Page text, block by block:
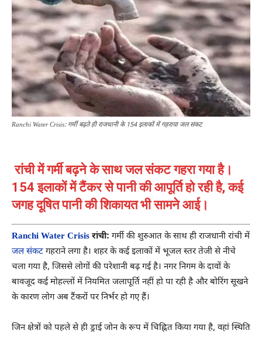
Ranchi Water Crisis: गर्मी बढ़ते ही राजधानी के 154 इलाकों में गहराया जल संकट
रांची में गर्मी बढ़ने के साथ जल संकट गहरा गया है।
154 इलाकों में टैंकर से पानी की आपूर्ति हो रही है, कई
जगह दूषित पानी की शिकायत भी सामने आई।
Ranchi Water Crisis रांची: गर्मी की शुरुआत के साथ ही राजधानी रांची में
जल संकट गहराने लगा है। शहर के कई इलाकों में भूजल स्तर तेजी से नीचे
चला गया है, जिससे लोगों की परेशानी बढ़ गई है। नगर निगम के दावों के
बावजूद कई मोहल्लों में नियमित जलापूर्ति नहीं हो पा रही है और बोरिंग सूखने
के कारण लोग अब टैंकरों पर निर्भर हो गए हैं।
जिन क्षेत्रों को पहले से ही ड्राई जोन के रूप में चिह्नित किया गया है, वहां स्थिति